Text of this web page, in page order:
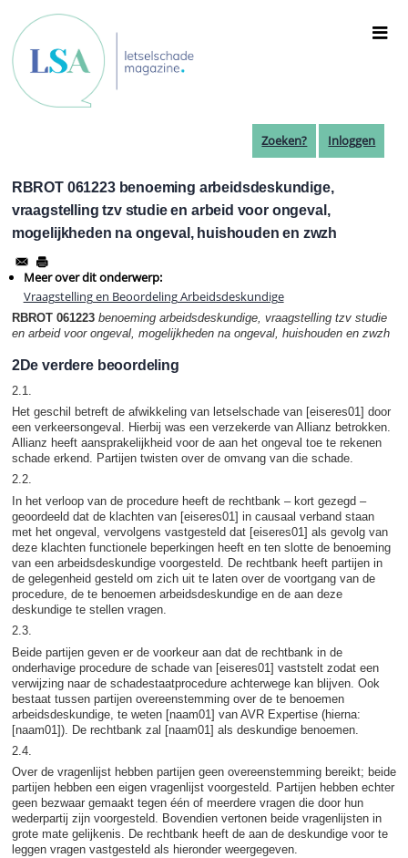
naar
de
inhoud
gaan
Zoeken? Inloggen
RBROT 061223 benoeming arbeidsdeskundige,
vraagstelling tzv studie en arbeid voor ongeval,
mogelijkheden na ongeval, huishouden en zwzh
Meer over dit onderwerp:
Vraagstelling en Beoordeling Arbeidsdeskundige
RBROT 061223 benoeming arbeidsdeskundige, vraagstelling tzv studie
en arbeid voor ongeval, mogelijkheden na ongeval, huishouden en zwzh
2De verdere beoordeling
2.1.
Het geschil betreft de afwikkeling van letselschade van [eiseres01] door
een verkeersongeval. Hierbij was een verzekerde van Allianz betrokken.
Allianz heeft aansprakelijkheid voor de aan het ongeval toe te rekenen
schade erkend. Partijen twisten over de omvang van die schade.
2.2.
In het verloop van de procedure heeft de rechtbank – kort gezegd –
geoordeeld dat de klachten van [eiseres01] in causaal verband staan
met het ongeval, vervolgens vastgesteld dat [eiseres01] als gevolg van
deze klachten functionele beperkingen heeft en ten slotte de benoeming
van een arbeidsdeskundige voorgesteld. De rechtbank heeft partijen in
de gelegenheid gesteld om zich uit te laten over de voortgang van de
procedure, de te benoemen arbeidsdeskundige en de aan deze
deskundige te stellen vragen.
2.3.
Beide partijen geven er de voorkeur aan dat de rechtbank in de
onderhavige procedure de schade van [eiseres01] vaststelt zodat een
verwijzing naar de schadestaatprocedure achterwege kan blijven. Ook
bestaat tussen partijen overeenstemming over de te benoemen
arbeidsdeskundige, te weten [naam01] van AVR Expertise (hierna:
[naam01]). De rechtbank zal [naam01] als deskundige benoemen.
2.4.
Over de vragenlijst hebben partijen geen overeenstemming bereikt; beide
partijen hebben een eigen vragenlijst voorgesteld. Partijen hebben echter
geen bezwaar gemaakt tegen één of meerdere vragen die door hun
wederpartij zijn voorgesteld. Bovendien vertonen beide vragenlijsten in
grote mate gelijkenis. De rechtbank heeft de aan de deskundige voor te
leggen vragen vastgesteld als hieronder weergegeven.